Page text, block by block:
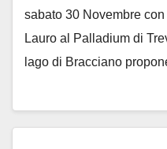
sabato 30 Novembre
Lauro al Palladium di
lago di Bracciano